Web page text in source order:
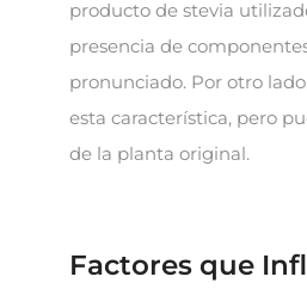
producto de stevia
presencia de
pronunciado. Por otro
esta característica, pero
de la planta original.
Factores que